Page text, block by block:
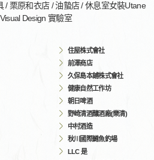
/ 栗原和衣店 / 油蟄店 / 休息室女裝Utane
Design 實驗室
住屋株式會社
前澤商店
久保島本鋪株式會社
健康自然工作坊
朝日啤酒
野崎清酒釀酒廠(樂清)
中村酒造
秋川國際鱒魚釣場
LLC 是